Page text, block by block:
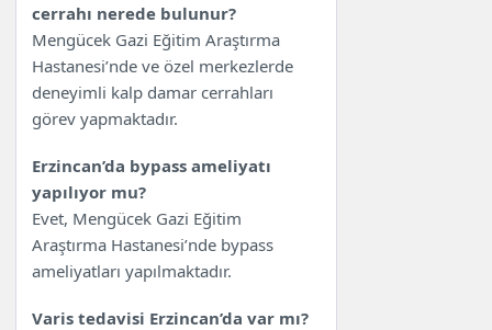
cerrahı nerede bulunur?
Mengücek Gazi Eğitim Araştırma
Hastanesi’nde ve özel merkezlerde
deneyimli kalp damar cerrahları
görev yapmaktadır.
Erzincan’da bypass ameliyatı
yapılıyor mu?
Evet, Mengücek Gazi Eğitim
Araştırma Hastanesi’nde bypass
ameliyatları yapılmaktadır.
Varis tedavisi Erzincan’da var mı?